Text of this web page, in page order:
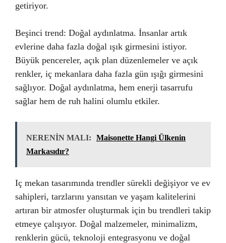
getiriyor.
Beşinci trend: Doğal aydınlatma. İnsanlar artık
evlerine daha fazla doğal ışık girmesini istiyor.
Büyük pencereler, açık plan düzenlemeler ve açık
renkler, iç mekanlara daha fazla gün ışığı girmesini
sağlıyor. Doğal aydınlatma, hem enerji tasarrufu
sağlar hem de ruh halini olumlu etkiler.
NERENİN MALI:
Maisonette Hangi Ülkenin
Markasıdır?
Iç mekan tasarımında trendler sürekli değişiyor ve ev
sahipleri, tarzlarını yansıtan ve yaşam kalitelerini
artıran bir atmosfer oluşturmak için bu trendleri takip
etmeye çalışıyor. Doğal malzemeler, minimalizm,
renklerin gücü, teknoloji entegrasyonu ve doğal